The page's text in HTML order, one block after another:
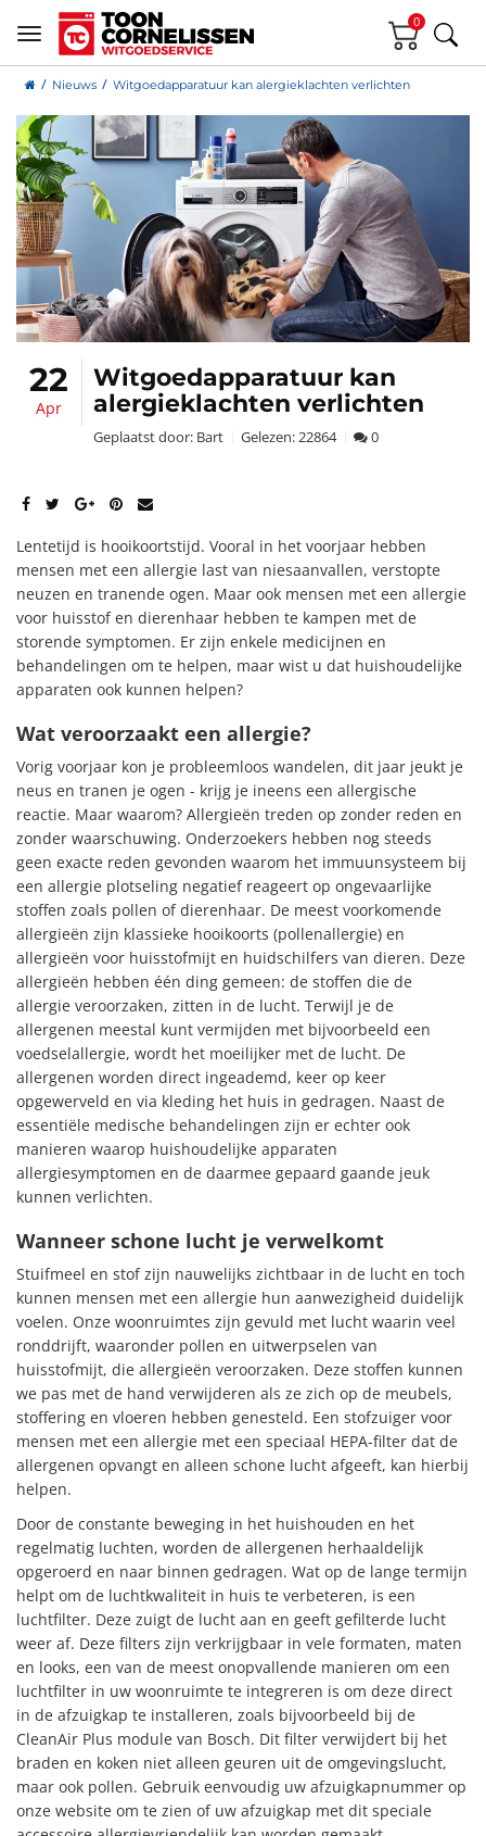
0
Nieuws Witgoedapparatuur kan alergieklachten verlichten
22
Apr
Witgoedapparatuur kan
alergieklachten verlichten
Geplaatst door: Bart Gelezen:22864 0
Lentetijd is hooikoortstijd. Vooral in het voorjaar hebben
mensen met een allergie last van niesaanvallen, verstopte
neuzen en tranende ogen. Maar ook mensen met een allergie
voor huisstof en dierenhaar hebben te kampen met de
storende symptomen. Er zijn enkele medicijnen en
behandelingen om te helpen, maar wist u dat huishoudelijke
apparaten ook kunnen helpen?
Wat veroorzaakt een allergie?
Vorig voorjaar kon je probleemloos wandelen, dit jaar jeukt je
neus en tranen je ogen - krijg je ineens een allergische
reactie. Maar waarom? Allergieën treden op zonder reden en
zonder waarschuwing. Onderzoekers hebben nog steeds
geen exacte reden gevonden waarom het immuunsysteem bij
een allergie plotseling negatief reageert op ongevaarlijke
stoffen zoals pollen of dierenhaar. De meest voorkomende
allergieën zijn klassieke hooikoorts (pollenallergie) en
allergieën voor huisstofmijt en huidschilfers van dieren. Deze
allergieën hebben één ding gemeen: de stoffen die de
allergie veroorzaken, zitten in de lucht. Terwijl je de
allergenen meestal kunt vermijden met bijvoorbeeld een
voedselallergie, wordt het moeilijker met de lucht. De
allergenen worden direct ingeademd, keer op keer
opgewerveld en via kleding het huis in gedragen. Naast de
essentiële medische behandelingen zijn er echter ook
manieren waarop huishoudelijke apparaten
allergiesymptomen en de daarmee gepaard gaande jeuk
kunnen verlichten.
Wanneer schone lucht je verwelkomt
Stuifmeel en stof zijn nauwelijks zichtbaar in de lucht en toch
kunnen mensen met een allergie hun aanwezigheid duidelijk
voelen. Onze woonruimtes zijn gevuld met lucht waarin veel
ronddrijft, waaronder pollen en uitwerpselen van
huisstofmijt, die allergieën veroorzaken. Deze stoffen kunnen
we pas met de hand verwijderen als ze zich op de meubels,
stoffering en vloeren hebben genesteld. Een stofzuiger voor
mensen met een allergie met een speciaal HEPA-filter dat de
allergenen opvangt en alleen schone lucht afgeeft, kan hierbij
helpen.
Door de constante beweging in het huishouden en het
regelmatig luchten, worden de allergenen herhaaldelijk
opgeroerd en naar binnen gedragen. Wat op de lange termijn
helpt om de luchtkwaliteit in huis te verbeteren, is een
luchtfilter. Deze zuigt de lucht aan en geeft gefilterde lucht
weer af. Deze filters zijn verkrijgbaar in vele formaten, maten
en looks, een van de meest onopvallende manieren om een ​​
luchtfilter in uw woonruimte te integreren is om deze direct
in de afzuigkap te installeren, zoals bijvoorbeeld bij de
CleanAir Plus module van Bosch. Dit filter verwijdert bij het
braden en koken niet alleen geuren uit de omgevingslucht,
maar ook pollen. Gebruik eenvoudig uw afzuigkapnummer op
onze website om te zien of uw afzuigkap met dit speciale